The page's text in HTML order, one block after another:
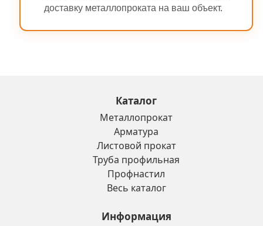
доставку металлопроката на ваш объект.
Каталог
Металлопрокат
Арматура
Листовой прокат
Труба профильная
Профнастил
Весь каталог
Информация